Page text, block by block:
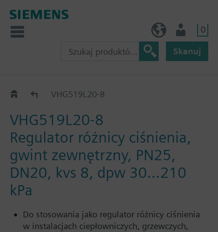
0
Skanuj
KatalogVHG519L20-8
VHG519L20-8
Regulator różnicy ciśnienia,
gwint zewnętrzny, PN25,
DN20, kvs 8, dpw 30…210
kPa
Do stosowania jako regulator różnicy ciśnienia
w instalacjach ciepłowniczych, grzewczych,